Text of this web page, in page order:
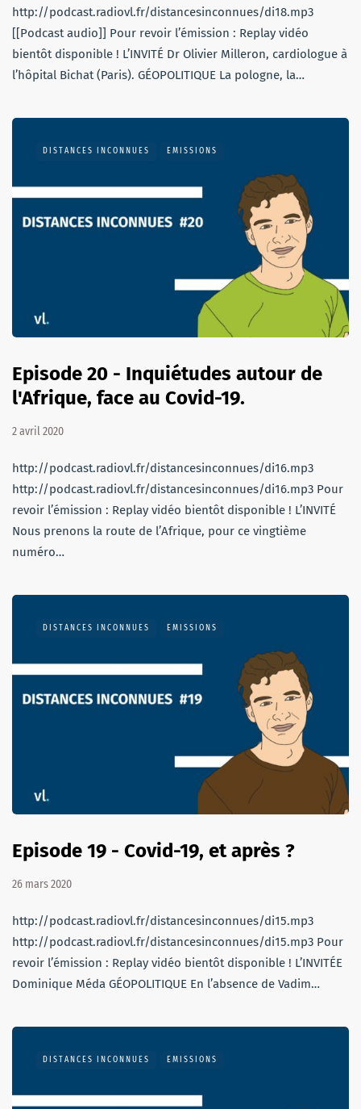
http://podcast.radiovl.fr/distancesinconnues/di18.mp3
[[Podcast audio]] Pour revoir l’émission : Replay vidéo
bientôt disponible ! L’INVITÉ Dr Olivier Milleron, cardiologue à
l’hôpital Bichat (Paris). GÉOPOLITIQUE La pologne, la…
DISTANCES INCONNUES EMISSIONS
Episode 20 - Inquiétudes autour de
l'Afrique, face au Covid-19.
2 avril 2020
http://podcast.radiovl.fr/distancesinconnues/di16.mp3
http://podcast.radiovl.fr/distancesinconnues/di16.mp3 Pour
revoir l’émission : Replay vidéo bientôt disponible ! L’INVITÉ
Nous prenons la route de l’Afrique, pour ce vingtième
numéro…
DISTANCES INCONNUES EMISSIONS
Episode 19 - Covid-19, et après ?
26 mars 2020
http://podcast.radiovl.fr/distancesinconnues/di15.mp3
http://podcast.radiovl.fr/distancesinconnues/di15.mp3 Pour
revoir l’émission : Replay vidéo bientôt disponible ! L’INVITÉE
Dominique Méda GÉOPOLITIQUE En l’absence de Vadim…
DISTANCES INCONNUES EMISSIONS